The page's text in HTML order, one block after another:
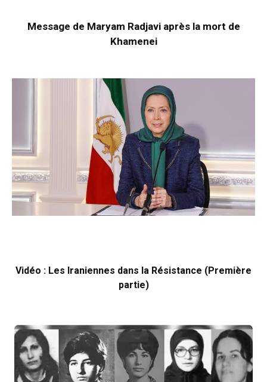
Message de Maryam Radjavi après la mort de
Khamenei
Vidéo : Les Iraniennes dans la Résistance (Première
partie)